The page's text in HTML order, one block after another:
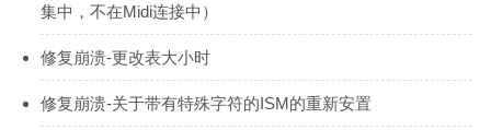
集中，不在Midi连接中）
修复崩溃-更改表大小时
修复崩溃-关于带有特殊字符的ISM的重新安置